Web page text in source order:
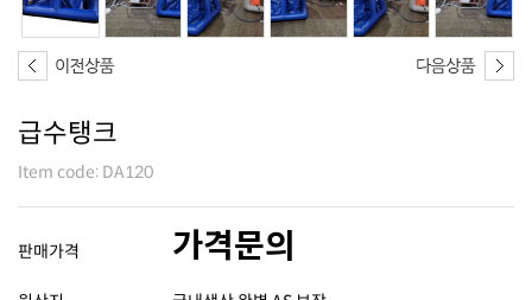
급수탱크
Item code: DA120
판매가격 가격문의